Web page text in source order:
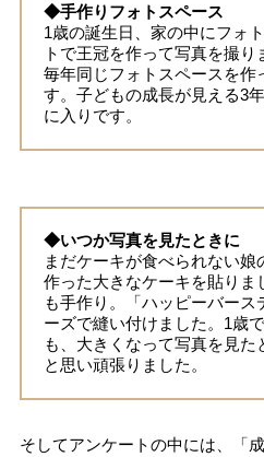
◆手作りフォトスペース
1歳の誕生日、家の中にフォ
トで王冠を作って写真を撮り
毎年同じフォトスペースを作
す。子どもの成長が見える3
に入りです。
◆いつか写真を見たときに
まだケーキが食べられない
作った大きなケーキを貼りま
も手作り。「ハッピーバー
ーズで縫い付けました。1歳
も、大きくなって写真を見た
と思い頑張りました。
そしてアンケートの中には、「